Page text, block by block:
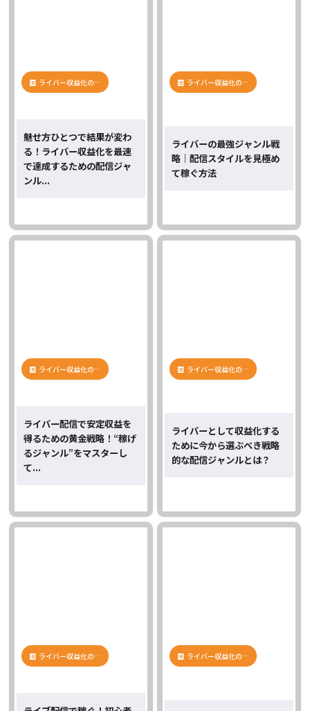
ライバー収益化の…
魅せ方ひとつで結果が変わ
る！ライバー収益化を最速
で達成するための配信ジャ
ンル...
ライバー収益化の…
ライバーの最強ジャンル戦
略｜配信スタイルを見極め
て稼ぐ方法
ライバー収益化の…
ライバー配信で安定収益を
得るための黄金戦略！“稼げ
るジャンル”をマスターし
て...
ライバー収益化の…
ライバーとして収益化する
ために今から選ぶべき戦略
的な配信ジャンルとは？
ライバー収益化の… ライバー収益化の…